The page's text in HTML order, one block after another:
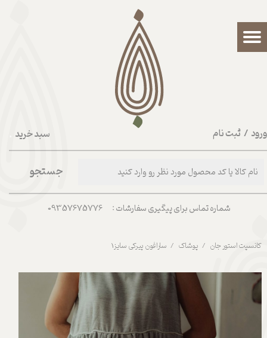
سبد خرید / ثبت نام
حساب کاربری من
تغییر گذر واژه
شماره تماس برای پیگیری سفارشات : 09357675776
جستجو
کانسپت استور جان پوشاک سارافون پیرکی سایز1